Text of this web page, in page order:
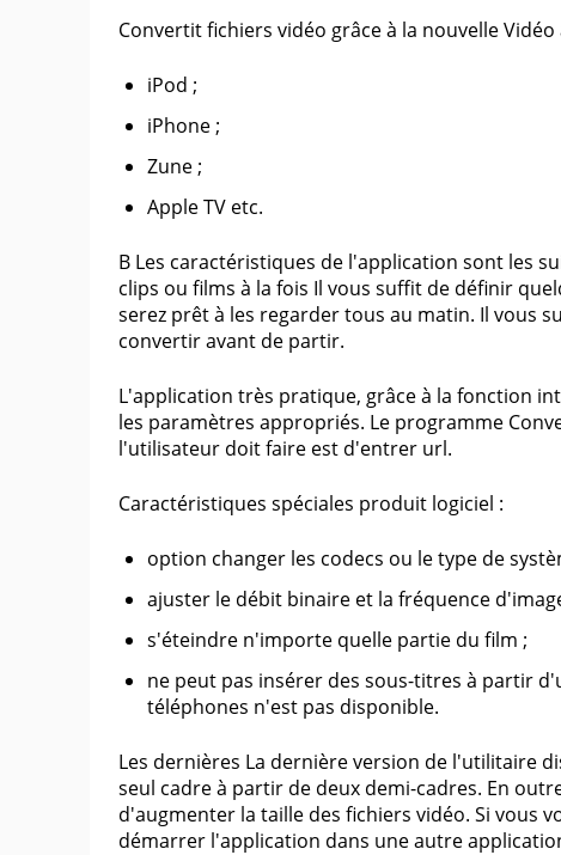
Convertit fichiers vidéo grâce à la nouvelle
iPod ;
iPhone ;
Zune ;
Apple TV etc.
В Les caractéristiques de l'application sont les
clips ou films à la fois Il vous suffit de définir
serez prêt à les regarder tous au matin. Il vous
convertir avant de partir.
L'application très pratique, grâce à la fonction
les paramètres appropriés. Le programme
l'utilisateur doit faire est d'entrer url.
Caractéristiques spéciales produit logiciel :
option changer les codecs ou le type de
ajuster le débit binaire et la fréquence
s'éteindre n'importe quelle partie du film ;
ne peut pas insérer des sous-titres à partir
téléphones n'est pas disponible.
Les dernières La dernière version de l'utilitaire
seul cadre à partir de deux demi-cadres. En
d'augmenter la taille des fichiers vidéo. Si vous
démarrer l'application dans une autre